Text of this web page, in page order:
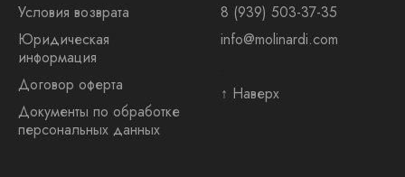
Условия возврата
Юридическая
информация
Договор оферта
Документы по обработке
персональных данных
8 (939) 503-37-35
info@molinardi.com
.
↑ Наверх